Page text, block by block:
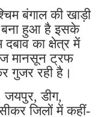
बंगाल की खाड़ी
बना हुआ है इसके
का क्षेत्र में
मानसून ट्रफ
गुजर रही है।
डीग,
जिलों में कहीं-